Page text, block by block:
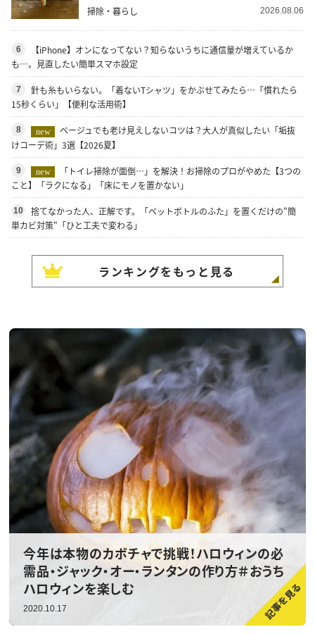
掃除・暮らし 2026.08.06
6
【iPhone】オンになってない？知らないうちに通信量が増えているか
も…。見直したい簡単スマホ設定
7
針も糸もいらない。「着ないTシャツ」をかぶせてみたら…「慣れたら
15秒くらい」【便利な活用術】
8 new
ベージュでも老け見えしないコツは？大人が真似したい「垢抜
けコーデ術」3選【2026夏】
9 new
「トイレ掃除が面倒…」を解決！お掃除のプロがやめた【3つの
こと】「ラクになる」「床にモノを置かない」
10
捨てなかった人、正解です。「ペットボトルのふた」を置くだけの"簡
単カビ対策"「ひと工夫で変わる」
ランキングをもっと見る
今年は本物のカボチャで挑戦！ハロウィンの必
需品・ジャック・オー・ランタンの作り方＃おうち
ハロウィンを楽しむ
2020.10.17